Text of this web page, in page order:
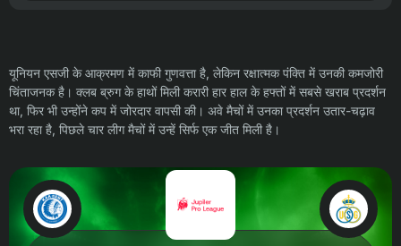
यूनियन एसजी के आक्रमण में काफी गुणवत्ता है, लेकिन रक्षात्मक पंक्ति में उनकी कमजोरी
चिंताजनक है। क्लब ब्रुग के हाथों मिली करारी हार हाल के हफ्तों में सबसे खराब प्रदर्शन
था, फिर भी उन्होंने कप में जोरदार वापसी की। अवे मैचों में उनका प्रदर्शन उतार-चढ़ाव
भरा रहा है, पिछले चार लीग मैचों में उन्हें सिर्फ एक जीत मिली है।